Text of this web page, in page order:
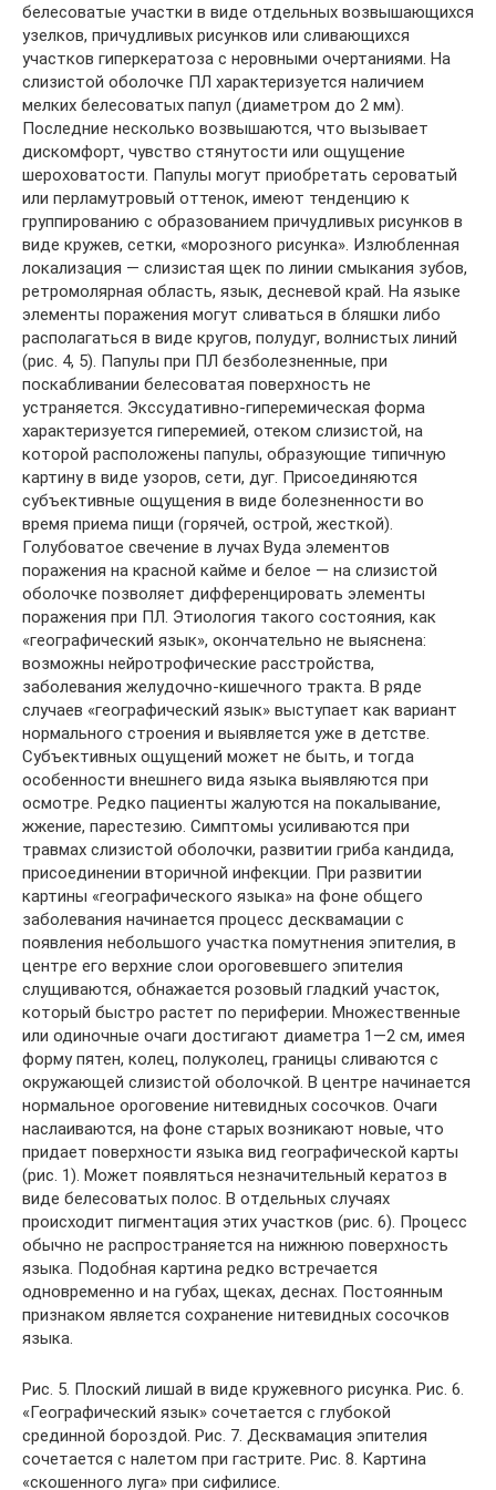
белесоватые участки в виде отдельных возвышающихся
узелков, причудливых рисунков или сливающихся
участков гиперкератоза с неровными очертаниями. На
слизистой оболочке ПЛ характеризуется наличием
мелких белесоватых папул (диаметром до 2 мм).
Последние несколько возвышаются, что вызывает
дискомфорт, чувство стянутости или ощущение
шероховатости. Папулы могут приобретать сероватый
или перламутровый оттенок, имеют тенденцию к
группированию с образованием причудливых рисунков в
виде кружев, сетки, «морозного рисунка». Излюбленная
локализация — слизистая щек по линии смыкания зубов,
ретромолярная область, язык, десневой край. На языке
элементы поражения могут сливаться в бляшки либо
располагаться в виде кругов, полудуг, волнистых линий
(рис. 4, 5). Папулы при ПЛ безболезненные, при
поскабливании белесоватая поверхность не
устраняется. Экссудативно-гиперемическая форма
характеризуется гиперемией, отеком слизистой, на
которой расположены папулы, образующие типичную
картину в виде узоров, сети, дуг. Присоединяются
субъективные ощущения в виде болезненности во
время приема пищи (горячей, острой, жесткой).
Голубоватое свечение в лучах Вуда элементов
поражения на красной кайме и белое — на слизистой
оболочке позволяет дифференцировать элементы
поражения при ПЛ. Этиология такого состояния, как
«географический язык», окончательно не выяснена:
возможны нейротрофические расстройства,
заболевания желудочно-кишечного тракта. В ряде
случаев «географический язык» выступает как вариант
нормального строения и выявляется уже в детстве.
Субъективных ощущений может не быть, и тогда
особенности внешнего вида языка выявляются при
осмотре. Редко пациенты жалуются на покалывание,
жжение, парестезию. Симптомы усиливаются при
травмах слизистой оболочки, развитии гриба кандида,
присоединении вторичной инфекции. При развитии
картины «географического языка» на фоне общего
заболевания начинается процесс десквамации с
появления небольшого участка помутнения эпителия, в
центре его верхние слои ороговевшего эпителия
слущиваются, обнажается розовый гладкий участок,
который быстро растет по периферии. Множественные
или одиночные очаги достигают диаметра 1—2 см, имея
форму пятен, колец, полуколец, границы сливаются с
окружающей слизистой оболочкой. В центре начинается
нормальное ороговение нитевидных сосочков. Очаги
наслаиваются, на фоне старых возникают новые, что
придает поверхности языка вид географической карты
(рис. 1). Может появляться незначительный кератоз в
виде белесоватых полос. В отдельных случаях
происходит пигментация этих участков (рис. 6). Процесс
обычно не распространяется на нижнюю поверхность
языка. Подобная картина редко встречается
одновременно и на губах, щеках, деснах. Постоянным
признаком является сохранение нитевидных сосочков
языка.
Рис. 5. Плоский лишай в виде кружевного рисунка. Рис. 6.
«Географический язык» сочетается с глубокой
срединной бороздой. Рис. 7. Десквамация эпителия
сочетается с налетом при гастрите. Рис. 8. Картина
«скошенного луга» при сифилисе.